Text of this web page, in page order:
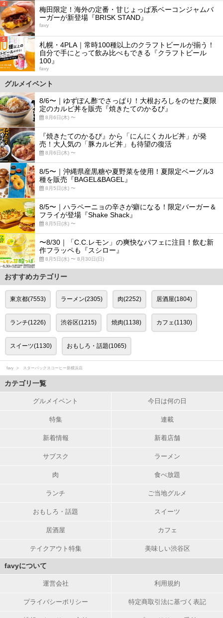
4
梅田限定！海外の定番・甘じょっぱ系ベーコンジャムバ
ーガーが新登場『BRISK STAND』
favy
5
札幌・4PLA｜常時100種以上のクラフトビールが揃う！
自分で手にとって飲み比べもできる『クラフトビール
100』
favy
グルメイベント
8/6〜｜ゆずぽん酢でさっぱり！大根おろしをのせた夏限
定のカルビ丼を販売『焼きたてのかるび』
8月6日(木) 〜
『焼きたてのかるび』から「にんにくカルビ丼」が発
売！大人気の「豚カルビ丼」も待望の復活
8月6日(木) 〜
8/5〜｜沖縄県産黒糖や夏野菜を使用！夏限定ベーグル3
種を販売『BAGEL&BAGEL』
8月5日(水) 〜
8/5〜｜ハラペーニョの辛さが癖になる！限定バーガー＆
フライが登場『Shake Shack』
8月5日(水) 〜
〜8/30｜「C.C.レモン」の爽快なパフェに注目！飲む新
作フラッペも『スシロー』
8月5日(水) 〜 8月30日(日)
おすすめカテゴリー
東京都(7553) ラーメン(2305) 肉(2252) 居酒屋(1804)
ランチ(1226) 渋谷区(1215) 焼肉(1138) カフェ(1130)
スイーツ(1130) おもしろ・話題(1065)
favy スターバックスコーヒー新横浜店
カテゴリ一覧
グルメイベント 今日は何の日
特集 連載
新着情報 新着店舗
サブスク ラーメン
肉 食べ放題
ランチ ご当地グルメ
おもしろ・話題 スイーツ
居酒屋 カフェ
テイクアウト特集 美味しい渋谷区
favyについて
運営会社 利用規約
プライバシーポリシー 特定商取引法に基づく表記